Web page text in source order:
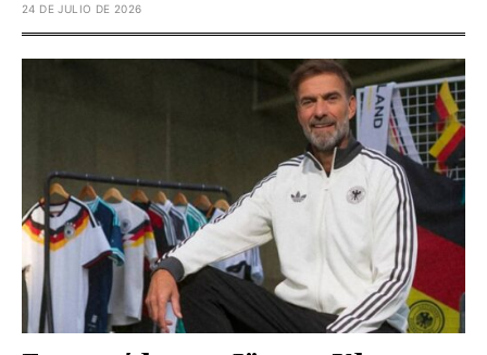
24 DE JULIO DE 2026